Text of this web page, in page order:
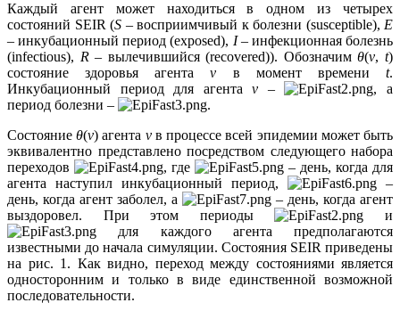
Каждый агент может находиться в одном из четырех
состояний SEIR (S – восприимчивый к болезни (susceptible), E
– инкубационный период (exposed), I– инфекционная болезнь
(infectious), R– вылечившийся (recovered)). Обозначимθ(v,t)
состояние здоровья агентаv в момент времениt.
Инкубационный период для агентаv –
, а
период болезни –
.
Состояниеθ(v) агента vв процессе всей эпидемии может быть
эквивалентно представлено посредством следующего набора
переходов
, где
– день, когда для
агента наступил инкубационный период,
–
день, когда агент заболел, а
– день, когда агент
выздоровел. При этом периоды
и
для каждого агента предполагаются
известными до начала симуляции. Состояния SEIR приведены
на рис. 1. Как видно, переход между состояниями является
односторонним и только в виде единственной возможной
последовательности.